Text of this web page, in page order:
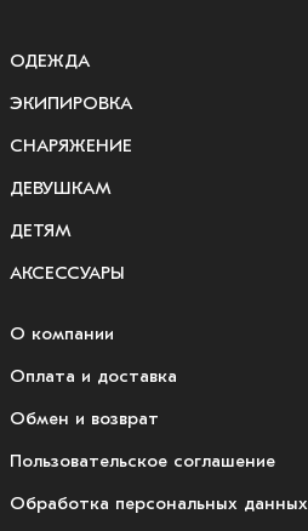
ОДЕЖДА
ЭКИПИРОВКА
СНАРЯЖЕНИЕ
ДЕВУШКАМ
ДЕТЯМ
АКСЕССУАРЫ
О компании
Оплата и доставка
Обмен и возврат
Пользовательское соглашение
Обработка персональных данных